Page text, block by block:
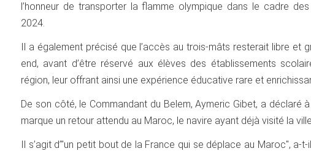
l’honneur de transporter la flamme olympique dans le cadre
2024.
Il a également précisé que l’accès au trois-mâts resterait libre et
end, avant d’être réservé aux élèves des établissements
région, leur offrant ainsi une expérience éducative rare et
De son côté, le Commandant du Belem, Aymeric Gibet, a déclaré
marque un retour attendu au Maroc, le navire ayant déjà visité la
Il s’agit d’"un petit bout de la France qui se déplace au Maroc", a-